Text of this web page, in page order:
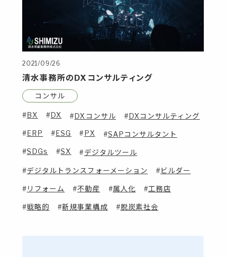
2021/09/26
清水事務所のDXコンサルティング
コンサル
BX DX DXコンサル
DXコンサルティング
ERP
ESG PX
SAPコンサルタント
SDGs
SX デジタルツール
デジタルトランスフォーメーション ビルダー
リフォーム 不動産 属人化 工務店
戦略的 新規事業構成 脱炭素社会